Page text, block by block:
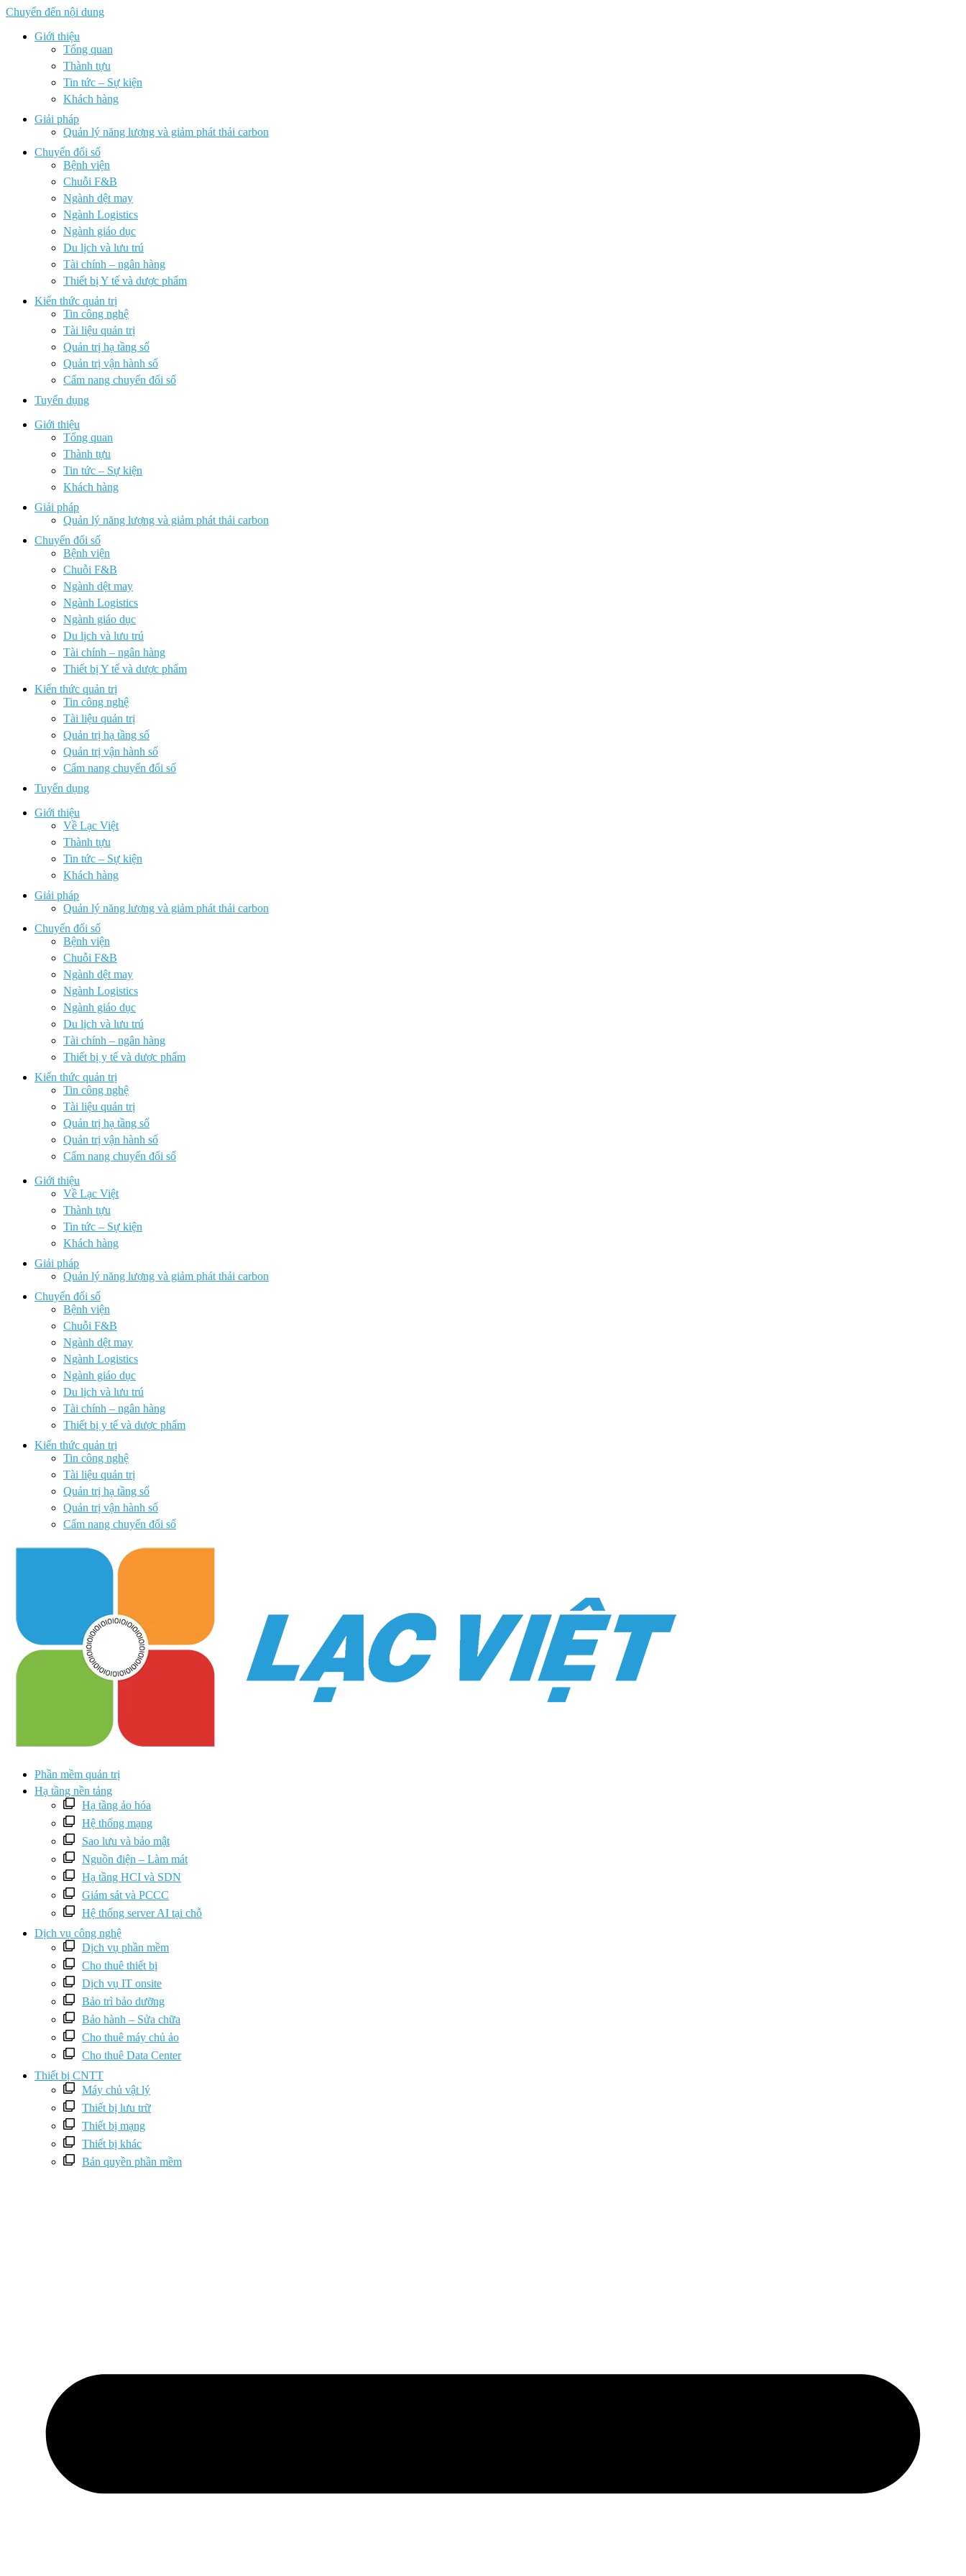
Chuyển đến nội dung
Giới thiệu
Tổng quan
Thành tựu
Tin tức – Sự kiện
Khách hàng
Giải pháp
Quản lý năng lượng và giảm phát thải carbon
Chuyển đổi số
Bệnh viện
Chuỗi F&B
Ngành dệt may
Ngành Logistics
Ngành giáo dục
Du lịch và lưu trú
Tài chính – ngân hàng
Thiết bị Y tế và dược phẩm
Kiến thức quản trị
Tin công nghệ
Tài liệu quản trị
Quản trị hạ tầng số
Quản trị vận hành số
Cẩm nang chuyển đổi số
Tuyển dụng
Giới thiệu
Tổng quan
Thành tựu
Tin tức – Sự kiện
Khách hàng
Giải pháp
Quản lý năng lượng và giảm phát thải carbon
Chuyển đổi số
Bệnh viện
Chuỗi F&B
Ngành dệt may
Ngành Logistics
Ngành giáo dục
Du lịch và lưu trú
Tài chính – ngân hàng
Thiết bị Y tế và dược phẩm
Kiến thức quản trị
Tin công nghệ
Tài liệu quản trị
Quản trị hạ tầng số
Quản trị vận hành số
Cẩm nang chuyển đổi số
Tuyển dụng
Giới thiệu
Về Lạc Việt
Thành tựu
Tin tức – Sự kiện
Khách hàng
Giải pháp
Quản lý năng lượng và giảm phát thải carbon
Chuyển đổi số
Bệnh viện
Chuỗi F&B
Ngành dệt may
Ngành Logistics
Ngành giáo dục
Du lịch và lưu trú
Tài chính – ngân hàng
Thiết bị y tế và dược phẩm
Kiến thức quản trị
Tin công nghệ
Tài liệu quản trị
Quản trị hạ tầng số
Quản trị vận hành số
Cẩm nang chuyển đổi số
Giới thiệu
Về Lạc Việt
Thành tựu
Tin tức – Sự kiện
Khách hàng
Giải pháp
Quản lý năng lượng và giảm phát thải carbon
Chuyển đổi số
Bệnh viện
Chuỗi F&B
Ngành dệt may
Ngành Logistics
Ngành giáo dục
Du lịch và lưu trú
Tài chính – ngân hàng
Thiết bị y tế và dược phẩm
Kiến thức quản trị
Tin công nghệ
Tài liệu quản trị
Quản trị hạ tầng số
Quản trị vận hành số
Cẩm nang chuyển đổi số
Phần mềm quản trị
Hạ tầng nền tảng
Hạ tầng ảo hóa
Hệ thống mạng
Sao lưu và bảo mật
Nguồn điện – Làm mát
Hạ tầng HCI và SDN
Giám sát và PCCC
Hệ thống server AI tại chỗ
Dịch vụ công nghệ
Dịch vụ phần mềm
Cho thuê thiết bị
Dịch vụ IT onsite
Bảo trì bảo dưỡng
Bảo hành – Sửa chữa
Cho thuê máy chủ ảo
Cho thuê Data Center
Thiết bị CNTT
Máy chủ vật lý
Thiết bị lưu trữ
Thiết bị mạng
Thiết bị khác
Bản quyền phần mềm